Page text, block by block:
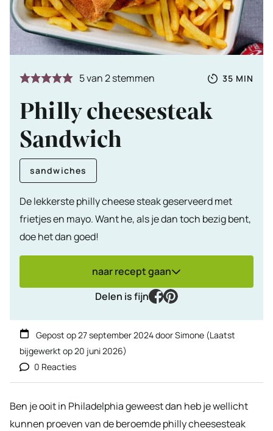
5van2stemmen
Totale
35 MIN
Philly cheesesteak
Sandwich
sandwiches
De lekkerste philly cheese steak geserveerd met
frietjes en mayo. Want he, als je dan toch bezig bent,
doe het dan goed!
naar recept gaan
Delen is fijn
facebook
pinterest
Gepost op27 september 2024doorSimone (Laatst
bijgewerkt op20 juni 2026)
0 Reacties
Ben je ooit in Philadelphia geweest dan heb je wellicht
kunnen proeven van de beroemde philly cheesesteak